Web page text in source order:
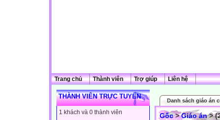
Trang chủ Thành viên Trợ giúp Liên hệ
THÀNH VIÊN TRỰC TUYẾN
1 khách và 0 thành viên
Danh sách giáo án
Gốc>Giáo án>